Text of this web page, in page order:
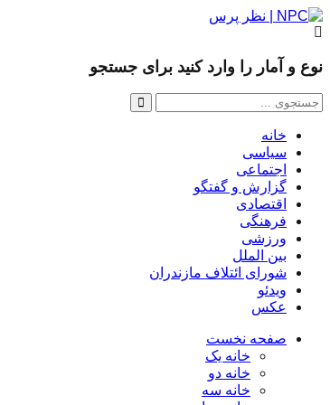
نوع و آمار را وارد کنید برای جستجو
خانه
سیاسی
اجتماعی
گزارش و گفتگو
اقتصادی
فرهنگی
ورزشی
بین الملل
شورای ائتلاف مازندران
ویدئو
عکس
صفحه نخست
خانه یک
خانه دو
خانه سه